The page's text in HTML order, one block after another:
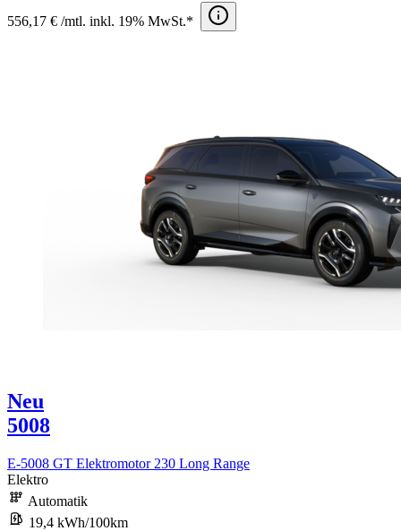
556,17 € /mtl. inkl. 19% MwSt.*
Neu
5008
E-5008 GT Elektromotor 230 Long Range
Elektro
Automatik
19,4 kWh/100km